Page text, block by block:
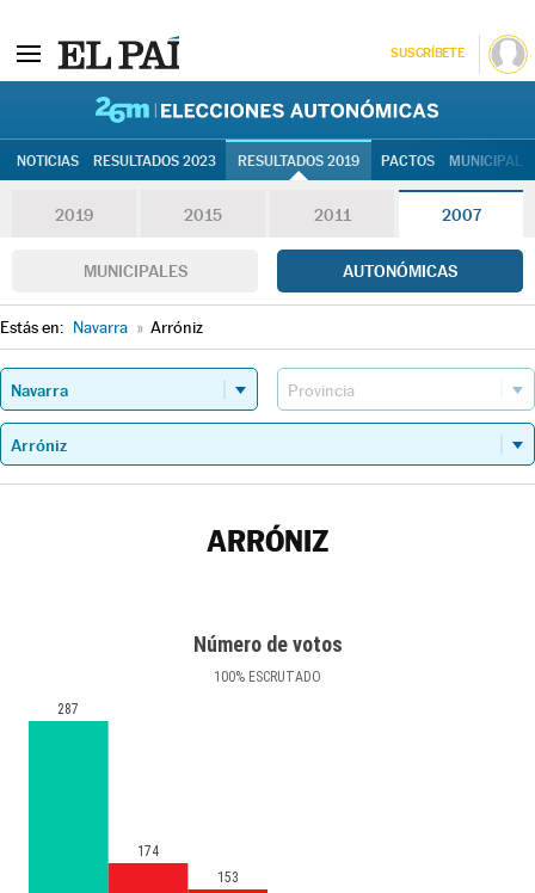
SUSCRÍBETE
NOTICIAS RESULTADOS 2023 RESULTADOS 2019 PACTOS
2019 2015 2011 2007
MUNICIPALES AUTONÓMICAS
Estás en: Navarra » Arróniz
ARRÓNIZ
Número de votos
100% ESCRUTADO
287
174
153